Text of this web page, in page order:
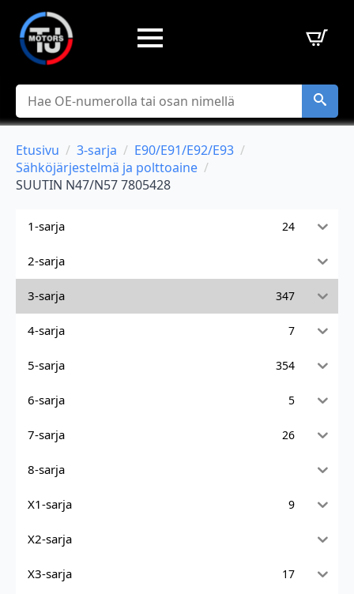
Hae
Etusivu 3-sarja
E90/E91/E92/E93
Sähköjärjestelmä ja polttoaine
SUUTIN N47/N57 7805428
1-sarja 24
2-sarja
3-sarja 347
4-sarja 7
5-sarja 354
6-sarja 5
7-sarja 26
8-sarja
X1-sarja 9
X2-sarja
X3-sarja 17